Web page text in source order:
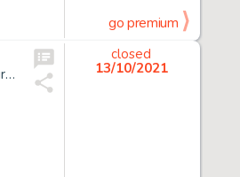
go premium
*Enki Bilal Né En 1951 Partie de Chasse Encre de Chine, Gouache Et Crayon Sur Papier Pour La Planche 33 de Cet Album Publié E...
closed
13/10/2021